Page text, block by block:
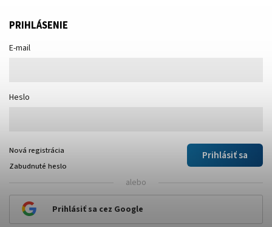
PRIHLÁSENIE
E-mail
Heslo
Prihlásiť sa
Nová registrácia
Zabudnuté heslo
alebo
Prihlásiť sa cez Google